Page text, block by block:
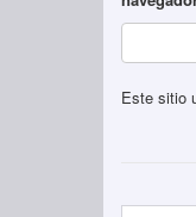
Este sitio